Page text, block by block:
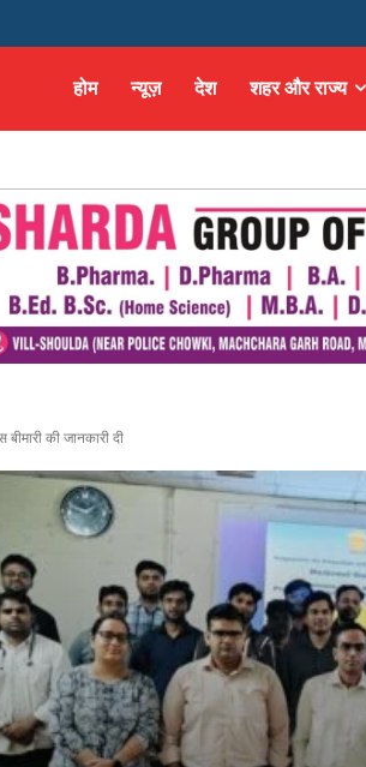
होम न्यूज़ देश शहर और राज्य
बीमारी की जानकारी दी